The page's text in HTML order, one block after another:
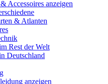
Accessoires anzeigen
& Atlanten
Rest der Welt
Deutschland
anzeigen